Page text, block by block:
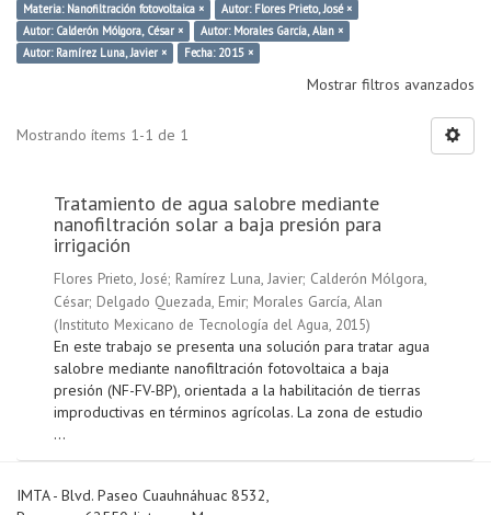
Materia: Nanofiltración fotovoltaica ×
Autor: Flores Prieto, José ×
Autor: Calderón Mólgora, César ×
Autor: Morales García, Alan ×
Autor: Ramírez Luna, Javier ×
Fecha: 2015 ×
Mostrar filtros avanzados
Mostrando ítems 1-1 de 1
Tratamiento de agua salobre mediante
nanofiltración solar a baja presión para
irrigación
Flores Prieto, José; Ramírez Luna, Javier; Calderón Mólgora,
César; Delgado Quezada, Emir; Morales García, Alan
(Instituto Mexicano de Tecnología del Agua, 2015)
En este trabajo se presenta una solución para tratar agua
salobre mediante nanofiltración fotovoltaica a baja
presión (NF-FV-BP), orientada a la habilitación de tierras
improductivas en términos agrícolas. La zona de estudio
...
IMTA - Blvd. Paseo Cuauhnáhuac 8532,